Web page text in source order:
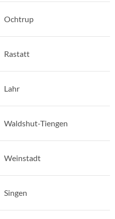
Ochtrup
Rastatt
Lahr
Waldshut-Tiengen
Weinstadt
Singen